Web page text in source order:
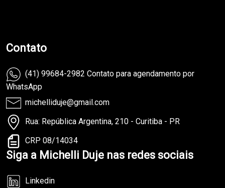
Contato
(41) 99684-2982 Contato para agendamento por
WhatsApp
michelliduje@gmail.com
Rua: República Argentina, 210 - Curitiba - PR
CRP 08/14034
Siga a Michelli Duje nas redes sociais
Linkedin